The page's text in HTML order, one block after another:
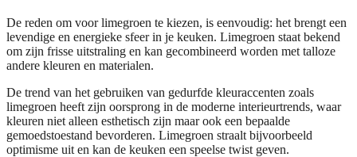
De reden om voor limegroen te kiezen, is eenvoudig: het brengt een
levendige en energieke sfeer in je keuken. Limegroen staat bekend
om zijn frisse uitstraling en kan gecombineerd worden met talloze
andere kleuren en materialen.
De trend van het gebruiken van gedurfde kleuraccenten zoals
limegroen heeft zijn oorsprong in de moderne interieurtrends, waar
kleuren niet alleen esthetisch zijn maar ook een bepaalde
gemoedstoestand bevorderen. Limegroen straalt bijvoorbeeld
optimisme uit en kan de keuken een speelse twist geven.